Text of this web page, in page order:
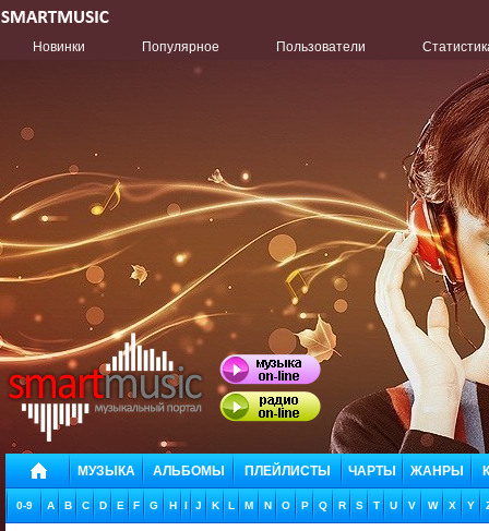
Новинки Популярное Пользователи
МУЗЫКА АЛЬБОМЫ ПЛЕЙЛИСТЫ ЧАРТЫ ЖАНРЫ
0-9 A B C D E F G H I J K L M N O P Q R S T U V W X Y